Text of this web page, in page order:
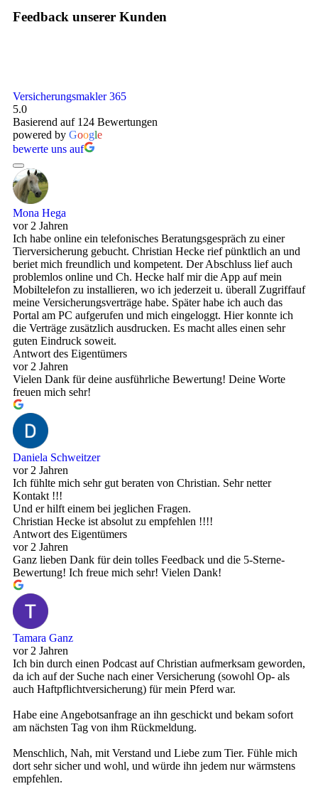
Feedback unserer Kunden
Versicherungsmakler 365
5.0
Basierend auf 124 Bewertungen
powered by Google
bewerte uns auf
Mona Hega
vor 2 Jahren
Ich habe online ein telefonisches Beratungsgespräch zu einer
Tierversicherung gebucht. Christian Hecke rief pünktlich an und
beriet mich freundlich und kompetent. Der Abschluss lief auch
problemlos online und Ch. Hecke half mir die App auf mein
Mobiltelefon zu installieren, wo ich jederzeit u. überall Zugriffauf
meine Versicherungsverträge habe. Später habe ich auch das
Portal am PC aufgerufen und mich eingeloggt. Hier konnte ich
die Verträge zusätzlich ausdrucken. Es macht alles einen sehr
guten Eindruck soweit.
Antwort des Eigentümers
vor 2 Jahren
Vielen Dank für deine ausführliche Bewertung! Deine Worte
freuen mich sehr!
Daniela Schweitzer
vor 2 Jahren
Ich fühlte mich sehr gut beraten von Christian. Sehr netter
Kontakt !!!
Und er hilft einem bei jeglichen Fragen.
Christian Hecke ist absolut zu empfehlen !!!!
Antwort des Eigentümers
vor 2 Jahren
Ganz lieben Dank für dein tolles Feedback und die 5-Sterne-
Bewertung! Ich freue mich sehr! Vielen Dank!
Tamara Ganz
vor 2 Jahren
Ich bin durch einen Podcast auf Christian aufmerksam geworden,
da ich auf der Suche nach einer Versicherung (sowohl Op- als
auch Haftpflichtversicherung) für mein Pferd war.
Habe eine Angebotsanfrage an ihn geschickt und bekam sofort
am nächsten Tag von ihm Rückmeldung.
Menschlich, Nah, mit Verstand und Liebe zum Tier. Fühle mich
dort sehr sicher und wohl, und würde ihn jedem nur wärmstens
empfehlen.